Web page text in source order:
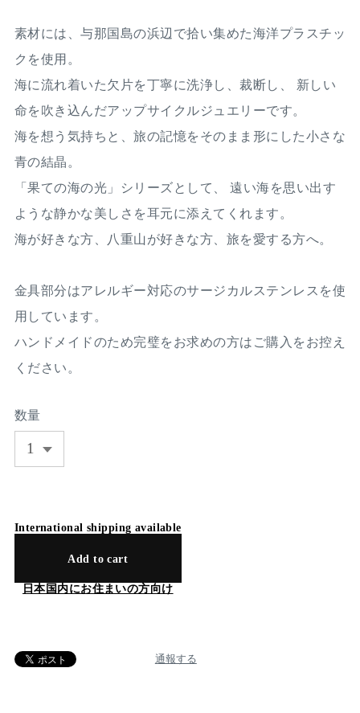
素材には、与那国島の浜辺で拾い集めた海洋プラスチッ
クを使用。
海に流れ着いた欠片を丁寧に洗浄し、裁断し、 新しい
命を吹き込んだアップサイクルジュエリーです。
海を想う気持ちと、旅の記憶をそのまま形にした小さな
青の結晶。
「果ての海の光」シリーズとして、 遠い海を思い出す
ような静かな美しさを耳元に添えてくれます。
海が好きな方、八重山が好きな方、旅を愛する方へ。
金具部分はアレルギー対応のサージカルステンレスを使
用しています。
ハンドメイドのため完璧をお求めの方はご購入をお控え
ください。
数量
International shipping available
Add to cart
日本国内にお住まいの方向け
通報する